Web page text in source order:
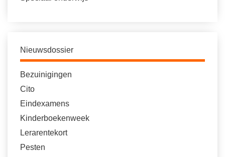
Nieuwsdossier
Bezuinigingen
Cito
Eindexamens
Kinderboekenweek
Lerarentekort
Pesten